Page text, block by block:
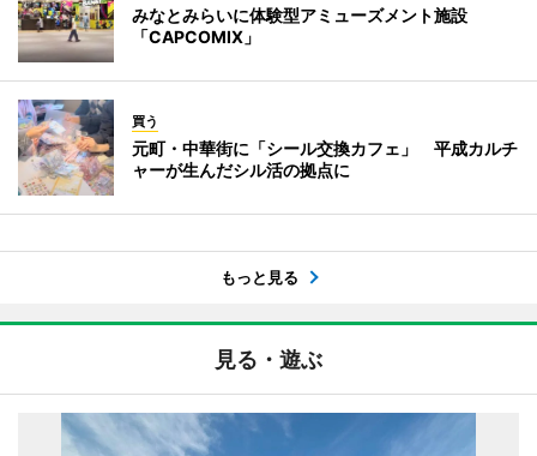
みなとみらいに体験型アミューズメント施設
「CAPCOMIX」
買う
元町・中華街に「シール交換カフェ」 平成カルチ
ャーが生んだシル活の拠点に
もっと見る
見る・遊ぶ